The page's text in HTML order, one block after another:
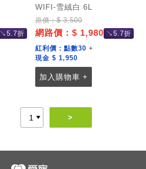
↘5.7折
WIFI-雪絨白 6L
原價：$ 3,500
網路價：$ 1,980 ↘5.7折
紅利價：點數30 +
現金 $ 1,950
加入購物車 +
>